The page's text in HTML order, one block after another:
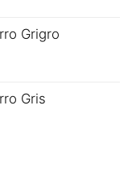
Grigro
Gris